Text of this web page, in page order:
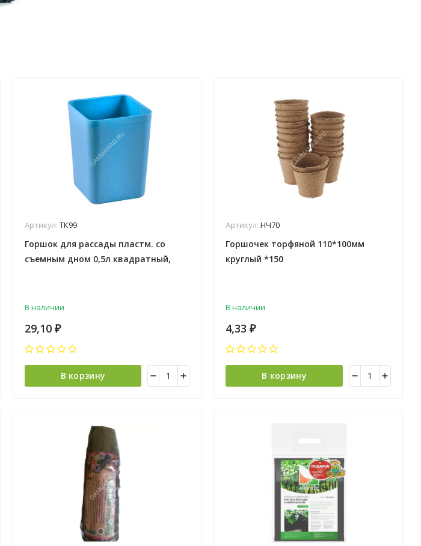
Артикул: ТК99
Горшок для рассады пластм. со
съемным дном 0,5л квадратный,
В наличии
29,10 ₽
В корзину
Артикул:НЧ70
Горшочек торфяной 110*100мм
круглый *150
В наличии
4,33₽
В корзину